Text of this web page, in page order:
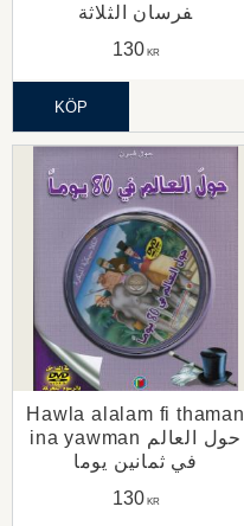
فرسان الثلاثة
130KR
KÖP
Hawla alalam fi thaman
ina yawman حول العالم
في ثمانين يوما
130KR